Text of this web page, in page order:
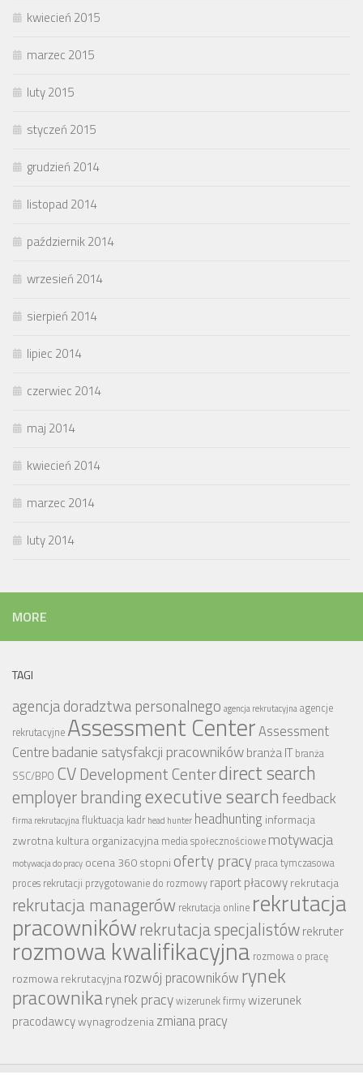
kwiecień 2015
marzec 2015
luty 2015
styczeń 2015
grudzień 2014
listopad 2014
październik 2014
wrzesień 2014
sierpień 2014
lipiec 2014
czerwiec 2014
maj 2014
kwiecień 2014
marzec 2014
luty 2014
MORE
TAGI
agencja doradztwa personalnego agencja rekrutacyjnaagencje
rekrutacyjne Assessment CenterAssessment
Centre badanie satysfakcji pracownikówbranża IT branża
SSC/BPO CV Development Centerdirect search
employer brandingexecutive searchfeedback
firma rekrutacyjnafluktuacja kadr head hunter headhunting informacja
zwrotnakultura organizacyjna media społecznościowe motywacja
motywacja do pracy ocena 360 stopni oferty pracy praca tymczasowa
proces rekrutacji przygotowanie do rozmowy raport płacowyrekrutacja
rekrutacja managerów rekrutacja online rekrutacja
pracownikówrekrutacja specjalistówrekruter
rozmowa kwalifikacyjna rozmowa o pracę
rozmowa rekrutacyjnarozwój pracowników rynek
pracownikarynek pracywizerunek firmywizerunek
pracodawcywynagrodzeniazmiana pracy